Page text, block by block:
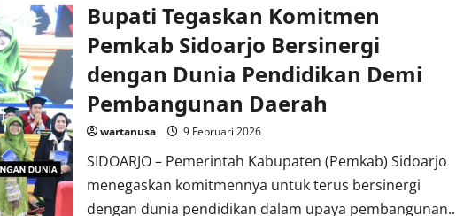
Pemanfaatan
TKD
untuk
Gerai
Camat
Wonoayu
Ingatkan
Proyek
Urukan
Dikerjakan
Bupati Tegaskan Komitmen
Pemkab Sidoarjo Bersinergi
dengan Dunia Pendidikan Demi
Pembangunan Daerah
wartanusa 9 Februari 2026
SIDOARJO – Pemerintah Kabupaten (Pemkab) Sidoarjo
menegaskan komitmennya untuk terus bersinergi
dengan dunia pendidikan dalam upaya